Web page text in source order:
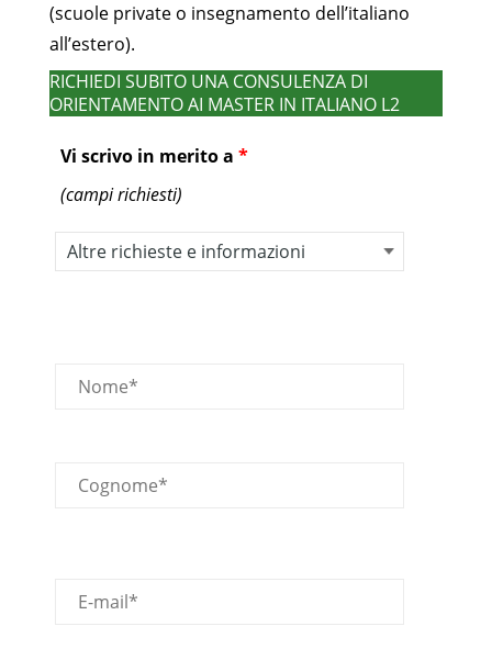
(scuole private o insegnamento dell’italiano
all’estero).
RICHIEDI SUBITO UNA CONSULENZA DI
ORIENTAMENTO AI MASTER IN ITALIANO L2
Vi scrivo in merito a *
(campi richiesti)